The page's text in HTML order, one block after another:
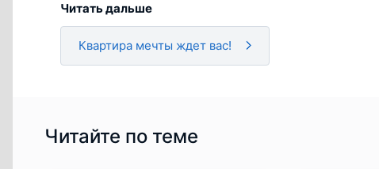
Читать дальше
Квартира мечты ждет вас!
Читайте по теме